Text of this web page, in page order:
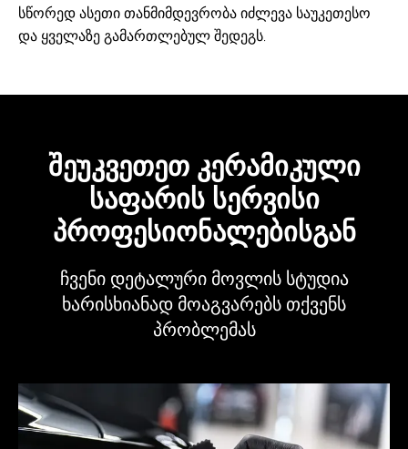
სწორედ ასეთი თანმიმდევრობა იძლევა საუკეთესო
და ყველაზე გამართლებულ შედეგს.
შეუკვეთეთ კერამიკული
საფარის სერვისი
პროფესიონალებისგან
ჩვენი დეტალური მოვლის სტუდია
ხარისხიანად მოაგვარებს თქვენს
პრობლემას